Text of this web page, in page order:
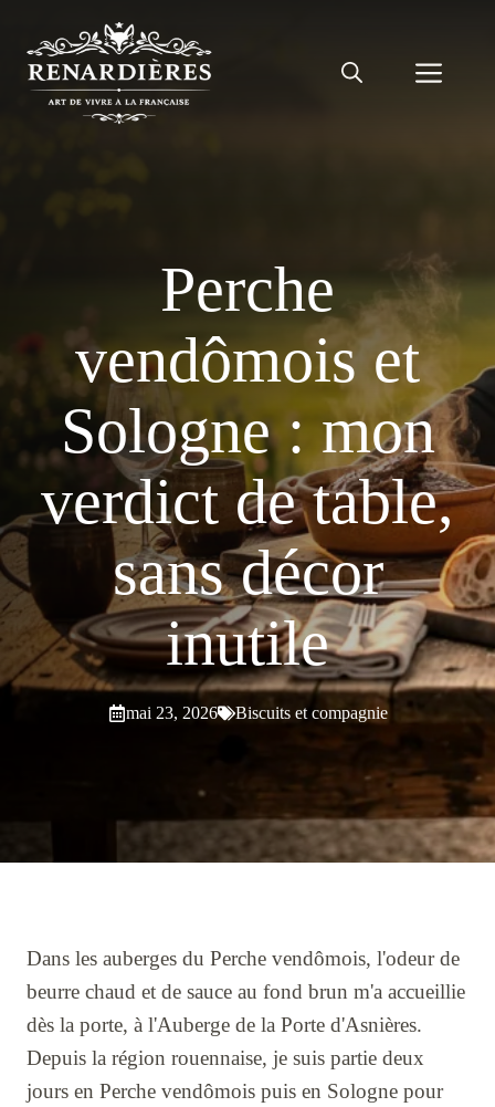
contenu
Perche
vendômois et
Sologne : mon
verdict de table,
sans décor
inutile
mai 23, 2026 Biscuits et compagnie
Dans les auberges du Perche vendômois, l'odeur de
beurre chaud et de sauce au fond brun m'a accueillie
dès la porte, à l'Auberge de la Porte d'Asnières.
Depuis la région rouennaise, je suis partie deux
jours en Perche vendômois puis en Sologne pour